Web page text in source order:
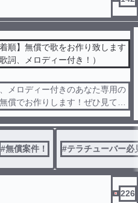
着順】無償で歌をお作り致します
詞、メロディー付き！）
メロディー付きのあなた専用の
償でお作りします！ぜひ見てい
ださい
#無償案件！ #テラチューバー必
226